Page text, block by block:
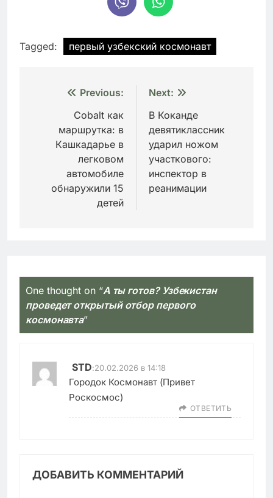
Tagged: первый узбекский космонавт
Навигация
записям
Previous:
Cobalt как
маршрутка: в
Кашкадарье в
легковом
автомобиле
обнаружили 15
детей
Next:
В Коканде
девятиклассник
ударил ножом
участкового:
инспектор в
реанимации
One thought on “А ты готов? Узбекистан
проведет открытый отбор первого
космонавта”
STD:20.02.2026 в 14:18
Городок Космонавт (Привет
Роскосмос)
ОТВЕТИТЬ
ДОБАВИТЬ КОММЕНТАРИЙ